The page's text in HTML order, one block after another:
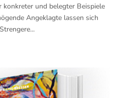
konkreter und belegter Beispiele
Angeklagte lassen sich